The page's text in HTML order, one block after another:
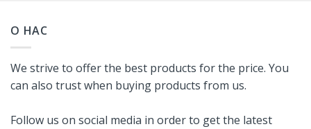
О НАС
We strive to offer the best products for the price. You
can also trust when buying products from us.
Follow us on social media in order to get the latest